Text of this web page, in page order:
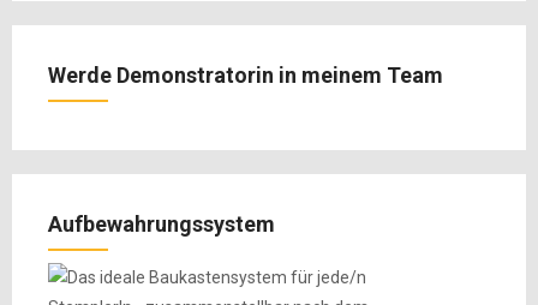
Werde Demonstratorin in meinem Team
Aufbewahrungssystem